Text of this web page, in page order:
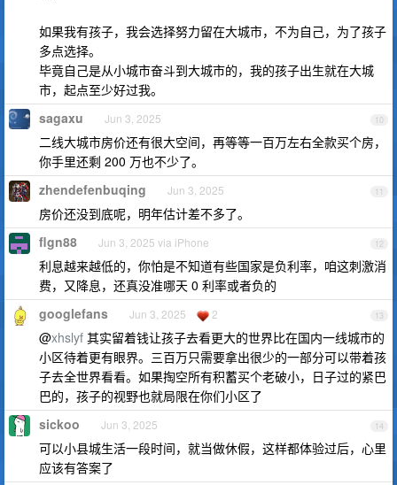
如果我有孩子，我会选择努力留在大城市，不为自己，为了孩子
多点选择。
毕竟自己是从小城市奋斗到大城市的，我的孩子出生就在大城
市，起点至少好过我。
10
sagaxu Jun 3, 2025
二线大城市房价还有很大空间，再等等一百万左右全款买个房，
你手里还剩 200 万也不少了。
11
zhendefenbuqing Jun 3, 2025
房价还没到底呢，明年估计差不多了。
12
flgn88 Jun 3, 2025 via iPhone
利息越来越低的，你怕是不知道有些国家是负利率，咱这刺激消
费，又降息，还真没准哪天 0 利率或者负的
13
googlefans Jun 3, 2025 2
@xhslyf 其实留着钱让孩子去看更大的世界比在国内一线城市的
小区待着更有眼界。三百万只需要拿出很少的一部分可以带着孩
子去全世界看看。如果掏空所有积蓄买个老破小，日子过的紧巴
巴的，孩子的视野也就局限在你们小区了
14
sickoo Jun 3, 2025
可以小县城生活一段时间，就当做休假，这样都体验过后，心里
应该有答案了